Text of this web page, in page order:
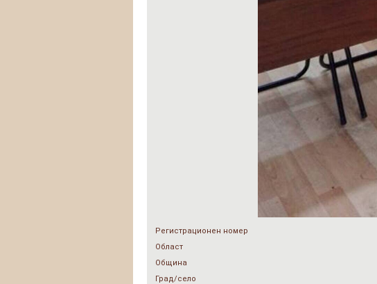
Регистрационен номер
Област
Община
Град/село